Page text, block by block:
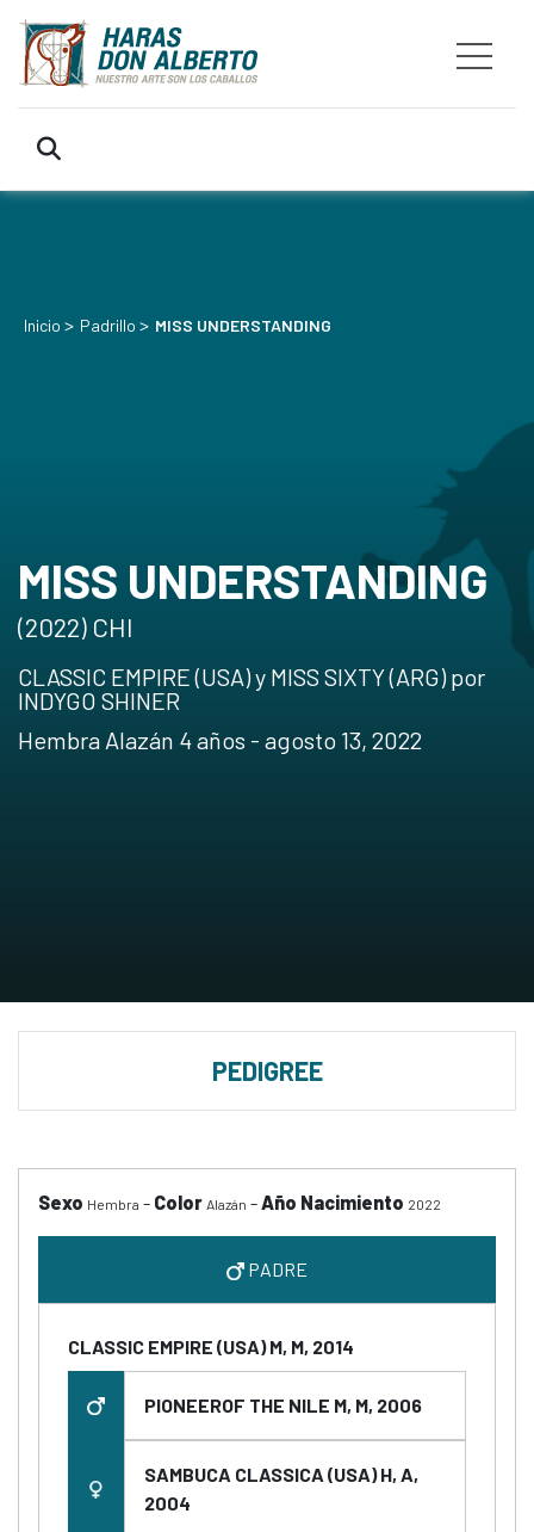
Inicio > Padrillo > MISS UNDERSTANDING
MISS UNDERSTANDING
(2022) CHI
CLASSIC EMPIRE (USA) y MISS SIXTY (ARG) por
INDYGO SHINER
Hembra Alazán 4 años - agosto 13, 2022
PEDIGREE
Sexo Hembra - Color Alazán -Año Nacimiento 2022
PADRE
CLASSIC EMPIRE (USA) M, M, 2014
PIONEEROF THE NILE M, M, 2006
SAMBUCA CLASSICA (USA) H, A,
2004